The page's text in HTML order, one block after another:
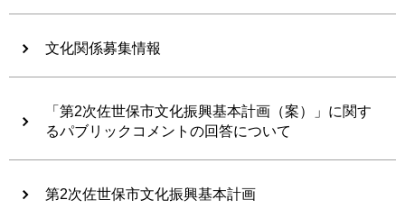
文化関係募集情報
「第2次佐世保市文化振興基本計画（案）」に関す
るパブリックコメントの回答について
第2次佐世保市文化振興基本計画